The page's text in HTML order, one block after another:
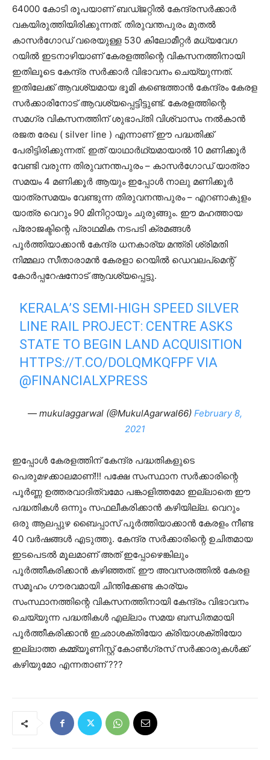
64000 കോടി രൂപയാണ് ബഡ്‌ജറ്റിൽ കേന്ദ്രസർക്കാർ
വകയിരുത്തിയിരിക്കുന്നത്. തിരുവന്തപുരം മുതൽ
കാസർഗോഡ് വരെയുള്ള 530 കിലോമീറ്റർ മധ്യവേഗ
റയിൽ ഇടനാഴിയാണ് കേരളത്തിന്റെ വികസനത്തിനായി
ഇതിലൂടെ കേന്ദ്ര സർക്കാർ വിഭാവനം ചെയ്യുന്നത്.
ഇതിലേക്ക് ആവശ്യമായ ഭൂമി കണ്ടെത്താൻ കേന്ദ്രം കേരള
സർക്കാരിനോട് ആവശ്യപ്പെട്ടിട്ടുണ്ട്. കേരളത്തിന്റെ
സമഗ്ര വികസനത്തിന്‌ ശുഭാപ്‌തി വിശ്വാസം നൽകാൻ
രജത രേഖ ( silver line ) എന്നാണ് ഈ പദ്ധതിക്ക്
പേരിട്ടിരിക്കുന്നത്. ഇത് യാഥാർഥ്യമായാൽ 10 മണിക്കൂർ
വേണ്ടി വരുന്ന തിരുവനന്തപുരം – കാസർഗോഡ് യാത്രാ
സമയം 4 മണിക്കൂർ ആയും ഇപ്പോൾ നാലു മണിക്കൂർ
യാത്രസമയം വേണ്ടുന്ന തിരുവനന്തപുരം – എറണാകുളം
യാത്ര വെറും 90 മിനിറ്റായും ചുരുങ്ങും. ഈ മഹത്തായ
പ്രോജക്ടിന്റെ പ്രാഥമിക നടപടി ക്രമങ്ങൾ
പൂർത്തിയാക്കാൻ കേന്ദ്ര ധനകാര്യ മന്ത്രി ശ്രിമതി
നിമ്മലാ സീതാരാമൻ കേരളാ റെയിൽ ഡെവലപ്മെന്റ്
കോർപ്പറേഷനോട് ആവശ്യപ്പെട്ടു.
KERALA’S SEMI-HIGH SPEED SILVER
LINE RAIL PROJECT: CENTRE ASKS
STATE TO BEGIN LAND ACQUISITION
HTTPS://T.CO/DOLQMKQFPF VIA
@FINANCIALXPRESS
— mukulaggarwal (@MukulAgarwal66) February 8,
2021
ഇപ്പോൾ കേരളത്തിന് കേന്ദ്ര പദ്ധതികളുടെ
പെരുമഴക്കാലമാണ്!!! പക്ഷേ സംസ്ഥാന സർക്കാരിന്റെ
പൂർണ്ണ ഉത്തരവാദിത്വമോ പങ്കാളിത്തമോ ഇല്ലാതെ ഈ
പദ്ധതികൾ ഒന്നും സഫലീകരിക്കാൻ കഴിയില്ല. വെറും
ഒരു ആലപ്പുഴ ബൈപ്പാസ് പൂർത്തിയാക്കാൻ കേരളം നീണ്ട
40 വർഷങ്ങൾ എടുത്തു. കേന്ദ്ര സർക്കാരിന്റെ ഉചിതമായ
ഇടപെടൽ മൂലമാണ് അത് ഇപ്പോഴെങ്കിലും
പൂർത്തീകരിക്കാൻ കഴിഞ്ഞത്. ഈ അവസരത്തിൽ കേരള
സമൂഹം ഗൗരവമായി ചിന്തിക്കേണ്ട കാര്യം
സംസ്ഥാനത്തിന്റെ വികസനത്തിനായി കേന്ദ്രം വിഭാവനം
ചെയ്യുന്ന പദ്ധതികൾ എല്ലാം സമയ ബന്ധിതമായി
പൂർത്തീകരിക്കാൻ ഇഛാശക്‌തിയോ ക്രിയാശക്തിയോ
ഇല്ലാത്ത കമ്മ്യൂണിസ്റ്റ്‌ കോൺഗ്രസ്‌ സർക്കാരുകൾക്ക്
കഴിയുമോ എന്നതാണ് ???